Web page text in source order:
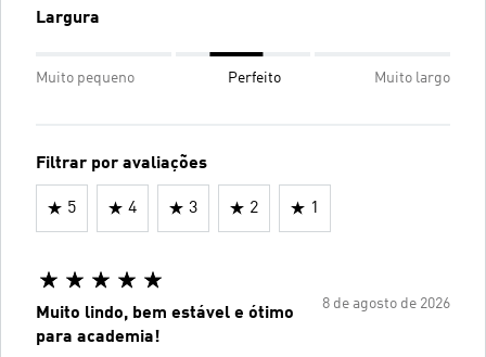
Largura
Muito pequeno Perfeito Muito largo
Filtrar por avaliações
5 4 3 2 1
8 de agosto de 2026
Muito lindo, bem estável e ótimo
para academia!